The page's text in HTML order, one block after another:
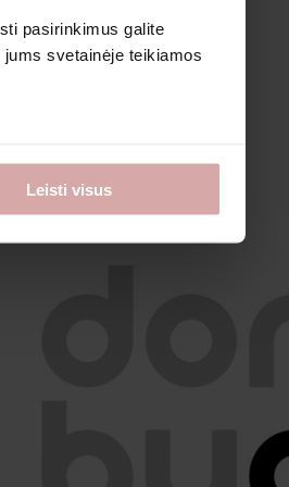
pasirinkimus galite
svetainėje teikiamos
Leisti visus